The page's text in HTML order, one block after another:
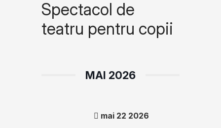
Spectacol de
teatru pentru copii
MAI 2026
mai 22 2026